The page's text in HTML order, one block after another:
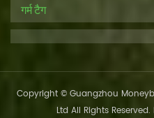
गर्म टैग
Copyright © Guangzhou
Ltd All Rights